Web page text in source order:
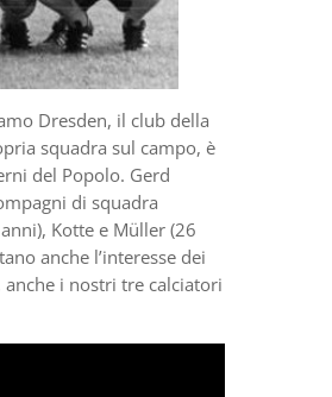
Dresden, il club della
squadra sul campo, è
del Popolo. Gerd
di squadra
Kotte e Müller (26
anche l’interesse dei
i nostri tre calciatori